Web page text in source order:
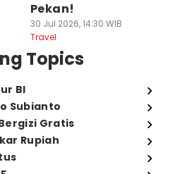
Pekan!
30 Jul 2026, 14:30 WIB
Travel
Topics
BI
Subianto
Gratis
Rupiah